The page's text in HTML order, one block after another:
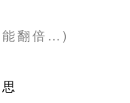
翻倍…)